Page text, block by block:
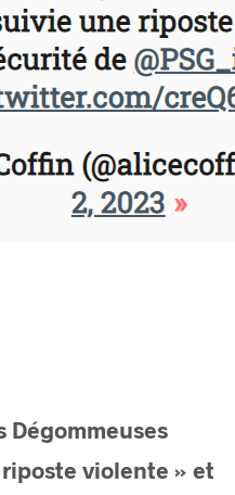
Dégommeuses
violente » et